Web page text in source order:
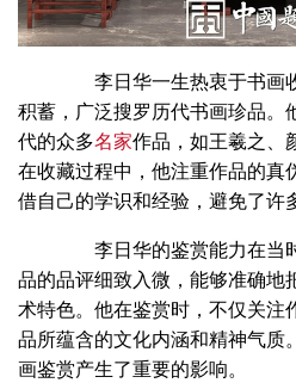
李日华一生热衷于书画
积蓄，广泛搜罗历代书画珍品。
代的众多名家作品，如王羲之、
在收藏过程中，他注重作品的真
借自己的学识和经验，避免了许
李日华的鉴赏能力在当
品的品评细致入微，能够准确地
术特色。他在鉴赏时，不仅关注
品所蕴含的文化内涵和精神气质
画鉴赏产生了重要的影响。